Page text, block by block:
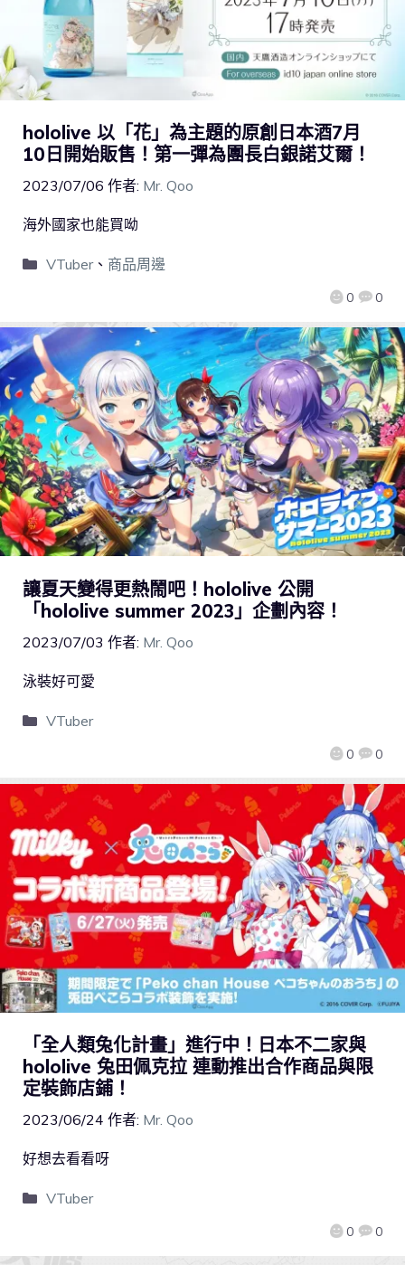
hololive 以「花」為主題的原創日本酒7月
10日開始販售！第一彈為團長白銀諾艾爾！
2023/07/06 作者: Mr. Qoo
0 0
海外國家也能買呦
VTuber、 商品周邊
讓夏天變得更熱鬧吧！hololive 公開
「hololive summer 2023」企劃內容！
2023/07/03 作者: Mr. Qoo
0 0
泳裝好可愛
VTuber
「全人類兔化計畫」進行中！日本不二家與
hololive 兔田佩克拉 連動推出合作商品與限
定裝飾店鋪！
2023/06/24 作者: Mr. Qoo
0 0
好想去看看呀
VTuber